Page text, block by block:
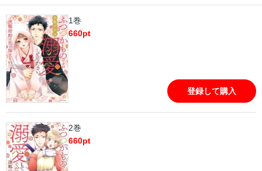
わいすぎて応援したくなる!! お互い初恋一目惚れ♪政略結婚から結ば
れるムズきゅん新婚生活♪ 胸きゅん不可避のコミックス描きおろし
おまけ漫画付き！
1巻
660pt
登録して購入
2巻
660pt